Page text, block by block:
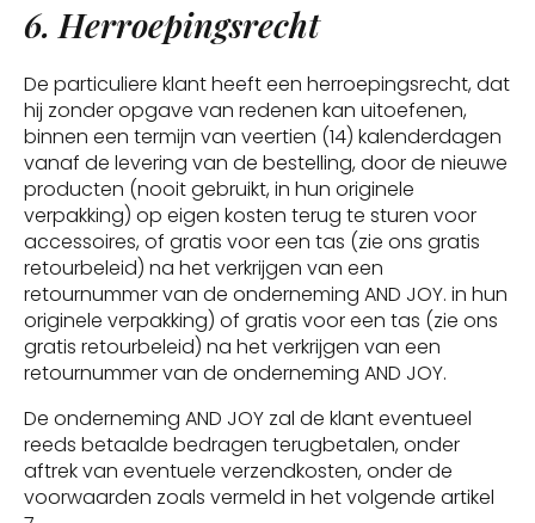
6. Herroepingsrecht
De particuliere klant heeft een herroepingsrecht, dat
hij zonder opgave van redenen kan uitoefenen,
binnen een termijn van veertien (14) kalenderdagen
vanaf de levering van de bestelling, door de nieuwe
producten (nooit gebruikt, in hun originele
verpakking) op eigen kosten terug te sturen voor
accessoires, of gratis voor een tas (zie ons gratis
retourbeleid) na het verkrijgen van een
retournummer van de onderneming AND JOY. in hun
originele verpakking) of gratis voor een tas (zie ons
gratis retourbeleid) na het verkrijgen van een
retournummer van de onderneming AND JOY.
De onderneming AND JOY zal de klant eventueel
reeds betaalde bedragen terugbetalen, onder
aftrek van eventuele verzendkosten, onder de
voorwaarden zoals vermeld in het volgende artikel